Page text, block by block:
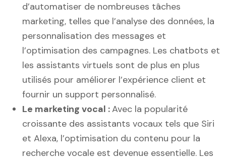
d’automatiser de nombreuses tâches
marketing, telles que l’analyse des données, la
personnalisation des messages et
l’optimisation des campagnes. Les chatbots et
les assistants virtuels sont de plus en plus
utilisés pour améliorer l’expérience client et
fournir un support personnalisé.
Le marketing vocal :Avec la popularité
croissante des assistants vocaux tels que Siri
et Alexa, l’optimisation du contenu pour la
recherche vocale est devenue essentielle. Les